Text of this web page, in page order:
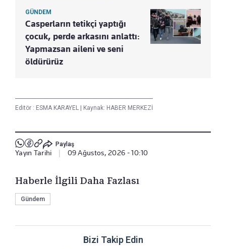
GÜNDEM
Casperların tetikçi yaptığı
çocuk, perde arkasını anlattı:
Yapmazsan aileni ve seni
öldürürüz
Editör : ESMA KARAYEL Kaynak: HABER MERKEZİ
Paylaş
Yayın Tarihi 09 Ağustos, 2026 - 10:10
Haberle İlgili Daha Fazlası
Gündem
Bizi Takip Edin